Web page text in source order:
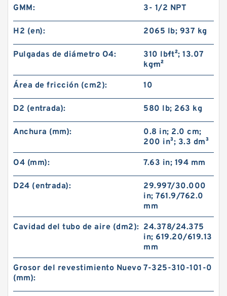
GMM: 3- 1/2 NPT
H2 (en): 2065 lb; 937 kg
Pulgadas de diámetro O4:
310 lb·ft²; 13.07
kg·m²
Área de fricción (cm2): 10
D2 (entrada): 580 lb; 263 kg
Anchura (mm):
0.8 in; 2.0 cm;
200 in³; 3.3 dm³
O4 (mm): 7.63 in; 194 mm
D24 (entrada):
29.997/30.000
in; 761.9/762.0
mm
Cavidad del tubo de aire (dm2): 24.378/24.375
in; 619.20/619.13
mm
Grosor del revestimiento Nuevo
(mm):
7-325-310-101-0